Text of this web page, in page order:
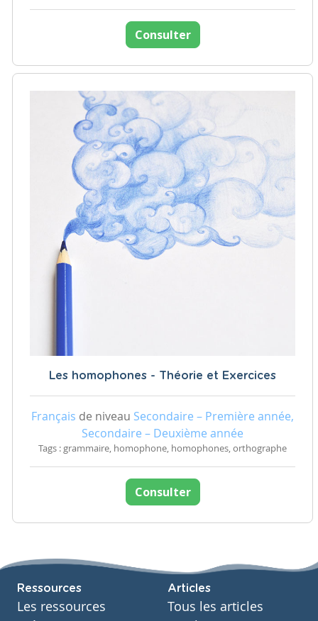
Consulter
Les homophones - Théorie et Exercices
Français de niveau Secondaire – Première année,
Secondaire – Deuxième année
Tags : grammaire, homophone, homophones, orthographe
Consulter
Ressources
Les ressources
Articles
Tous les articles